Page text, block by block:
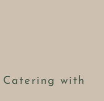
with